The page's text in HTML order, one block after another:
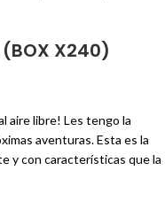
(BOX X240)
aire libre! Les tengo la
aventuras. Esta es la
y con características que la